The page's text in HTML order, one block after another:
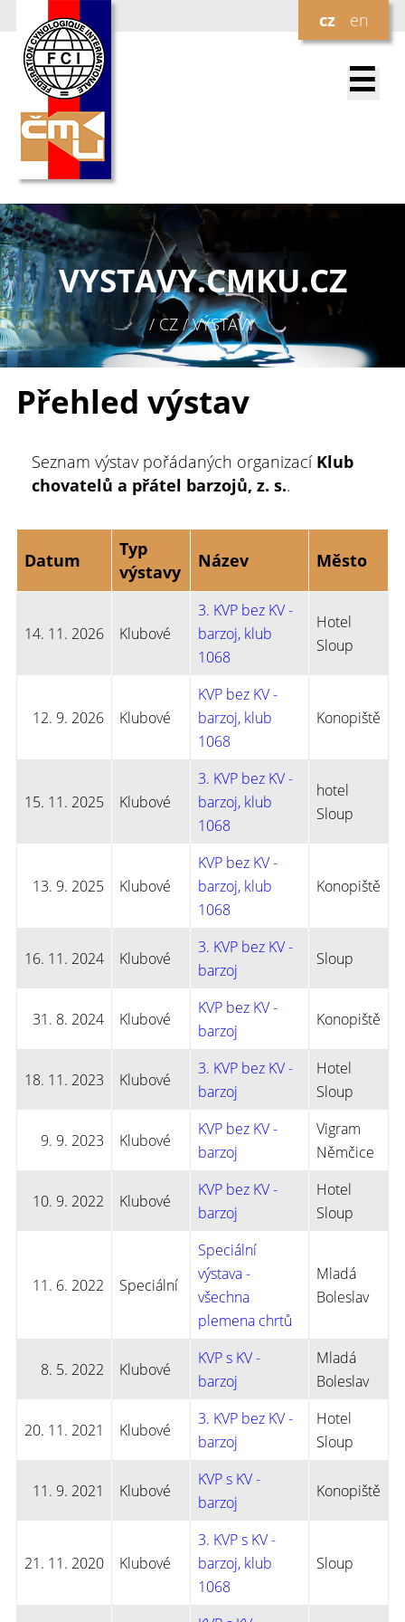
cz en
☰
VYSTAVY.CMKU.CZ
/ CZ / VÝSTAVY
Přehled výstav
Seznam výstav pořádaných organizací Klub
chovatelů a přátel barzojů, z. s..
Datum
Typ
výstavy
Název Město
14. 11. 2026 Klubové
3. KVP bez KV -
barzoj, klub
1068
Hotel
Sloup
12. 9. 2026 Klubové
KVP bez KV -
barzoj, klub
1068
Konopiště
15. 11. 2025 Klubové
3. KVP bez KV -
barzoj, klub
1068
hotel
Sloup
13. 9. 2025 Klubové
KVP bez KV -
barzoj, klub
1068
Konopiště
16. 11. 2024 Klubové
3. KVP bez KV -
barzoj
Sloup
31. 8. 2024 Klubové
KVP bez KV -
barzoj
Konopiště
18. 11. 2023 Klubové
3. KVP bez KV -
barzoj
Hotel
Sloup
9. 9. 2023 Klubové
KVP bez KV -
barzoj
Vigram
Němčice
10. 9. 2022 Klubové
KVP bez KV -
barzoj
Hotel
Sloup
11. 6. 2022 Speciální
Speciální
výstava -
všechna
plemena chrtů
Mladá
Boleslav
8. 5. 2022 Klubové
KVP s KV -
barzoj
Mladá
Boleslav
20. 11. 2021 Klubové
3. KVP bez KV -
barzoj
Hotel
Sloup
11. 9. 2021 Klubové
KVP s KV -
barzoj
Konopiště
21. 11. 2020 Klubové
3. KVP s KV -
barzoj, klub
1068
Sloup